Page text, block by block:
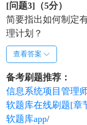
[问题3] （5分）
简要指出如何制定
理计划？
查看答案
备考刷题推荐：
信息系统项目管理
软题库在线刷题[章
软题库app/